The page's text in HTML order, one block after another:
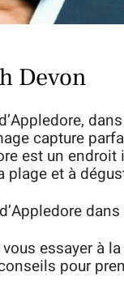
Devon
capture
est un
plage et à
essayer à
pour